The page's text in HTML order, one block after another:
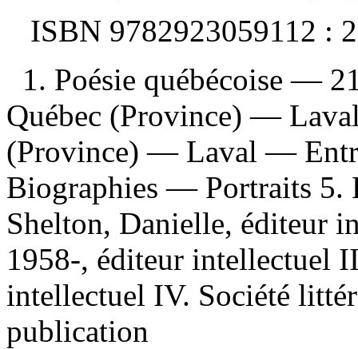
ISBN 9782923059112 :
1. Poésie québécoise —
Québec (Province) —
(Province) — Laval —
Biographies — Portraits
Shelton, Danielle, éditeur
1958-, éditeur intellectuel
intellectuel IV. Société
publication